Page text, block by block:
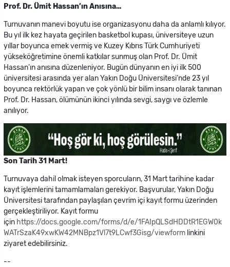
Prof. Dr. Ümit Hassan’ın Anısına…
Turnuvanın manevi boyutu ise organizasyonu daha da anlamlı kılıyor.
Bu yıl ilk kez hayata geçirilen basketbol kupası, üniversiteye uzun
yıllar boyunca emek vermiş ve Kuzey Kıbrıs Türk Cumhuriyeti
yükseköğretimine önemli katkılar sunmuş olan Prof. Dr. Ümit
Hassan’ın anısına düzenleniyor. Bugün dünyanın en iyi ilk 500
üniversitesi arasında yer alan Yakın Doğu Üniversitesi’nde 23 yıl
boyunca rektörlük yapan ve çok yönlü bir bilim insanı olarak tanınan
Prof. Dr. Hassan, ölümünün ikinci yılında sevgi, saygı ve özlemle
anılıyor.
Son Tarih 31 Mart!
Turnuvaya dahil olmak isteyen sporcuların, 31 Mart tarihine kadar
kayıt işlemlerini tamamlamaları gerekiyor. Başvurular, Yakın Doğu
Üniversitesi tarafından paylaşılan çevrim içi kayıt formu üzerinden
gerçekleştiriliyor. Kayıt formu
için https://docs.google.com/forms/d/e/1FAIpQLSdHDDtR1EGW0k
WATrSzaK49xwKW42MNBpz1Vl7t9LCwf3Gisg/viewform linkini
ziyaret edebilirsiniz.
--